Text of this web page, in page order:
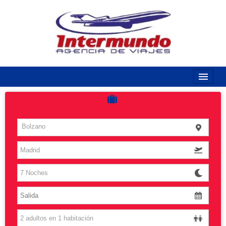
Costas
Vuelos
Islas
Caribe
Grandes Viajes
Bolzano